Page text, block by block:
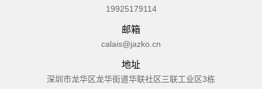
19925179114
邮箱
calais@jazko.cn
地址
深圳市龙华区龙华街道华联社区三联工业区3栋